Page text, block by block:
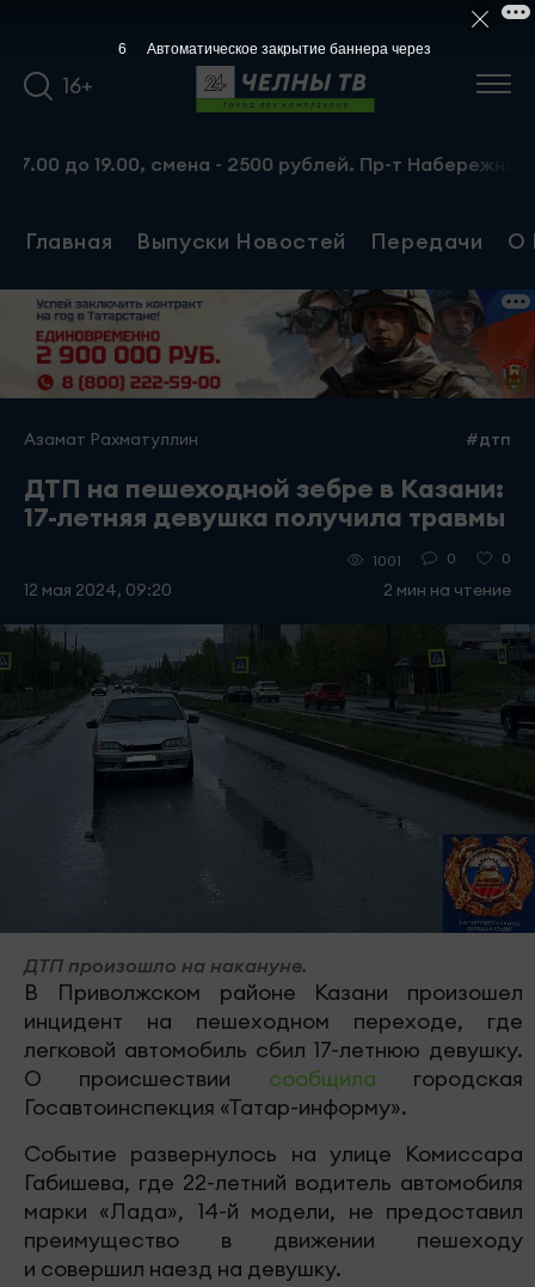
16+
19.00, смена - 2500 рублей. Пр-т
Главная Выпуски Новостей Передачи О
Азамат Рахматуллин #дтп
ДТП на пешеходной зебре в Казани:
17-летняя девушка получила травмы
12 мая 2024, 09:20
1001 0 0
2 мин на чтение
ДТП произошло на накануне.
В Приволжском районе Казани произошел
инцидент на пешеходном переходе, где
легковой автомобиль сбил 17-летнюю девушку.
О происшествии сообщила городская
Госавтоинспекция «Татар-информу».
Событие развернулось на улице Комиссара
Габишева, где 22-летний водитель автомобиля
марки «Лада», 14-й модели, не предоставил
преимущество в движении пешеходу
и совершил наезд на девушку.
5 Автоматическое закрытие баннера через